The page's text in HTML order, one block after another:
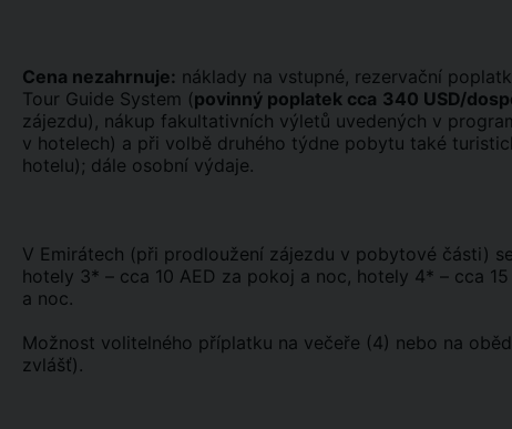
Cena nezahrnuje: náklady na vstupné, rezervační
Tour Guide System (povinný poplatek cca 340 USD/
zájezdu), nákup fakultativních výletů uvedených v
v hotelech) a při volbě druhého týdne pobytu také
hotelu); dále osobní výdaje.
V Emirátech (při prodloužení zájezdu v pobytové části)
hotely 3* – cca 10 AED za pokoj a noc, hotely 4* – cca
a noc.
Možnost volitelného příplatku na večeře (4) nebo na
zvlášť).